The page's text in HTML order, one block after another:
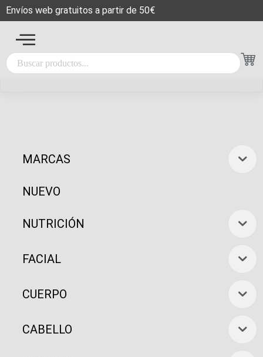
Envíos web gratuitos a partir de 50€
MARCAS
NUEVO
NUTRICIÓN
FACIAL
CUERPO
CABELLO